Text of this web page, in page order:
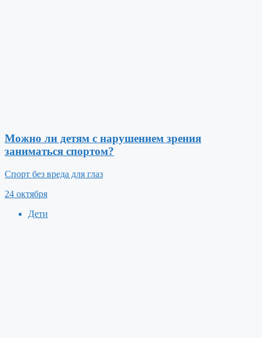
Можно ли детям с нарушением зрения
заниматься спортом?
Спорт без вреда для глаз
24 октября
Дети